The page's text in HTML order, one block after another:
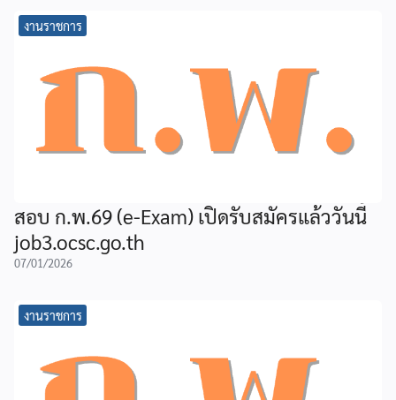
งานราชการ
สอบ ก.พ.69 (e-Exam) เปิดรับสมัครแล้ววันนี้
job3.ocsc.go.th
07/01/2026
งานราชการ